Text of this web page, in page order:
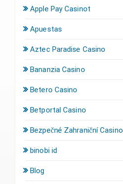
Apple Pay Casinot
Apuestas
Aztec Paradise Casino
Bananzia Casino
Betero Casino
Betportal Casino
Bezpečné Zahraniční Casino
binobi id
Blog